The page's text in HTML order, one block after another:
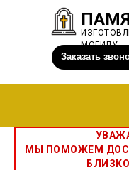
Заказать
МОГИЛУ
МЫ ПОМОЖЕМ